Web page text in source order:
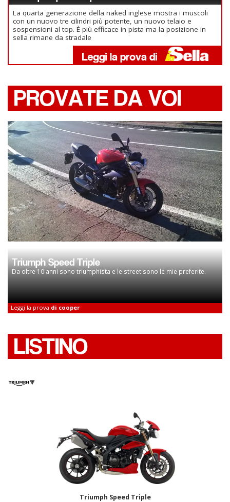
La quarta generazione della naked inglese mostra i muscoli
con un nuovo tre cilindri più potente, un nuovo telaio e
sospensioni al top. È più efficace in pista ma la posizione in
sella rimane da stradale
PROVATE DA VOI
Triumph Speed Triple
Da oltre 10 anni sono triumphista e le street sono le mie preferite.
Leggi la prova di cooper
LISTINO
Triumph Speed Triple